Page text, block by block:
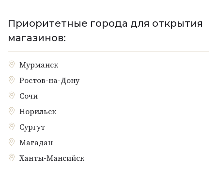
Приоритетные города для открытия
магазинов:
Мурманск
Ростов-на-Дону
Сочи
Норильск
Сургут
Магадан
Ханты-Мансийск